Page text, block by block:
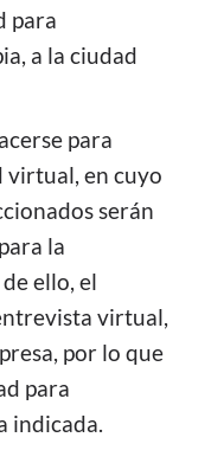
para
a la ciudad
para
en cuyo
serán
la
ello, el
virtual,
por lo que
para
indicada.